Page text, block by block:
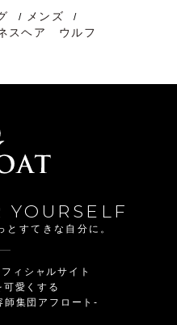
メンズ
スヘア ウルフ
YOURSELF
とすてきな自分に。
ィシャルサイト
愛くする
師集団アフロート-